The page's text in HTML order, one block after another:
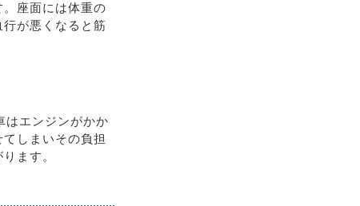
座面には体重の
が悪くなると筋
はエンジンがかか
しまいその負担
ます。